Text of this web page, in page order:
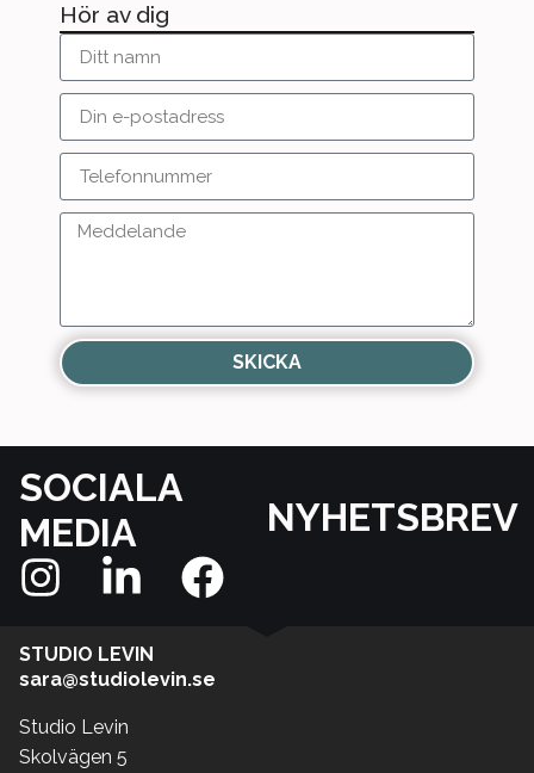
Hör av dig
SKICKA
SOCIALA
MEDIA
NYHETSBREV
STUDIO LEVIN
sara@studiolevin.se
Studio Levin
Skolvägen 5